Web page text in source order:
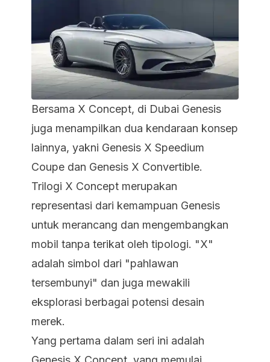
Bersama X Concept, di Dubai Genesis
juga menampilkan dua kendaraan konsep
lainnya, yakni Genesis X Speedium
Coupe dan Genesis X Convertible.
Trilogi X Concept merupakan
representasi dari kemampuan Genesis
untuk merancang dan mengembangkan
mobil tanpa terikat oleh tipologi. "X"
adalah simbol dari "pahlawan
tersembunyi" dan juga mewakili
eksplorasi berbagai potensi desain
merek.
Yang pertama dalam seri ini adalah